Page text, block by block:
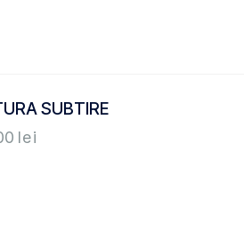
SUBTIRE
lei